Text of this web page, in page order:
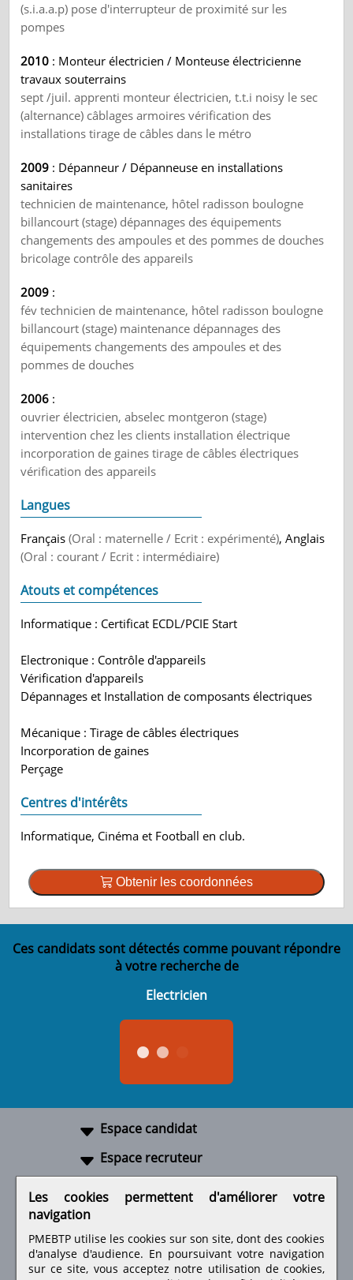
(s.i.a.a.p) pose d'interrupteur de proximité sur les
pompes
2010 : Monteur électricien / Monteuse électricienne
travaux souterrains
sept /juil. apprenti monteur électricien, t.t.i noisy le sec
(alternance) câblages armoires vérification des
installations tirage de câbles dans le métro
2009 : Dépanneur / Dépanneuse en installations
sanitaires
technicien de maintenance, hôtel radisson boulogne
billancourt (stage) dépannages des équipements
changements des ampoules et des pommes de douches
bricolage contrôle des appareils
2009 :
fév technicien de maintenance, hôtel radisson boulogne
billancourt (stage) maintenance dépannages des
équipements changements des ampoules et des
pommes de douches
2006 :
ouvrier électricien, abselec montgeron (stage)
intervention chez les clients installation électrique
incorporation de gaines tirage de câbles électriques
vérification des appareils
Langues
Français(Oral : maternelle / Ecrit : expérimenté), Anglais
(Oral : courant / Ecrit : intermédiaire)
Atouts et compétences
Informatique : Certificat ECDL/PCIE Start
Electronique : Contrôle d'appareils
Vérification d'appareils
Dépannages et Installation de composants électriques
Mécanique : Tirage de câbles électriques
Incorporation de gaines
Perçage
Centres d'intérêts
Informatique, Cinéma et Football en club.
Obtenir les coordonnées
Ces candidats sont détectés comme pouvant répondre
à votre recherche de
Electricien
Espace candidat
Espace recruteur
Les cookies permettent d'améliorer votre
navigation
PMEBTP utilise les cookies sur son site, dont des cookies
d'analyse d'audience. En poursuivant votre navigation
sur ce site, vous acceptez notre utilisation de cookies,